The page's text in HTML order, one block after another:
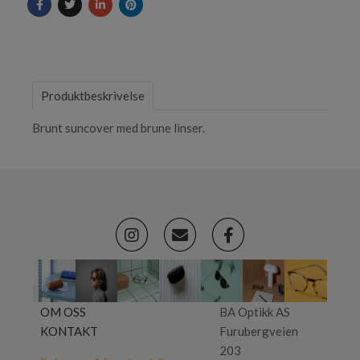
Produktbeskrivelse
Brunt suncover med brune linser.
OM OSS
KONTAKT
BA Optikk AS
Furubergveien
203